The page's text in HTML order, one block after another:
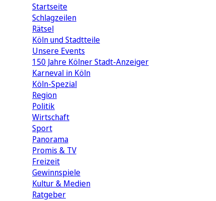
Startseite
Schlagzeilen
Rätsel
Köln und Stadtteile
Unsere Events
150 Jahre Kölner Stadt-Anzeiger
Karneval in Köln
Köln-Spezial
Region
Politik
Wirtschaft
Sport
Panorama
Promis & TV
Freizeit
Gewinnspiele
Kultur & Medien
Ratgeber